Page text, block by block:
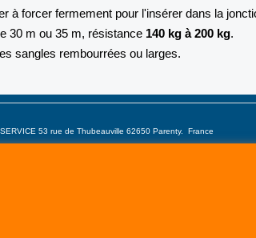
à forcer fermement pour l'insérer dans la
30 m ou 35 m, résistance 140 kg à 200 kg.
sangles rembourrées ou larges.
53 rue de Thubeauville 62650 Parenty. France